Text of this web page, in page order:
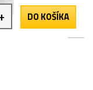
DO KOŠÍKA